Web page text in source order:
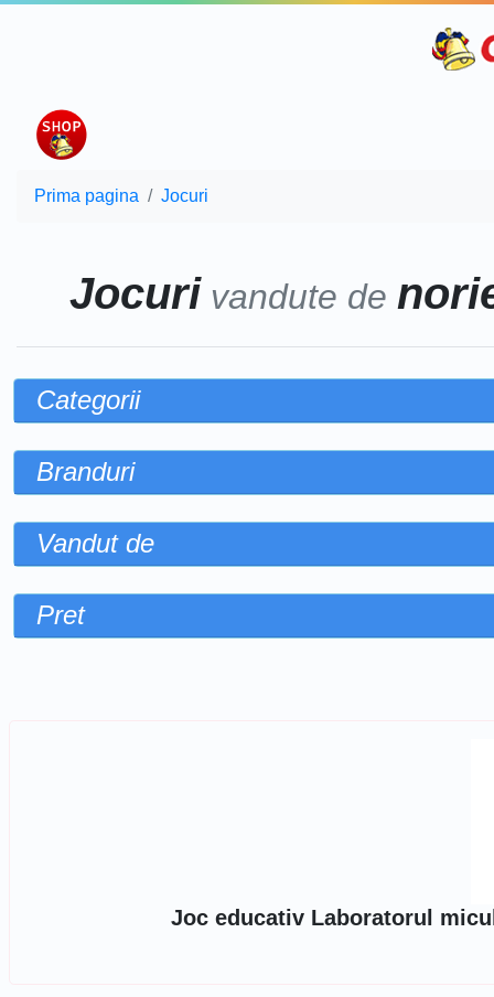
Prima pagina Jocuri
Jocuri vandute de
Categorii
Branduri
Vandut de
Pret
Joc educativ Laboratorul